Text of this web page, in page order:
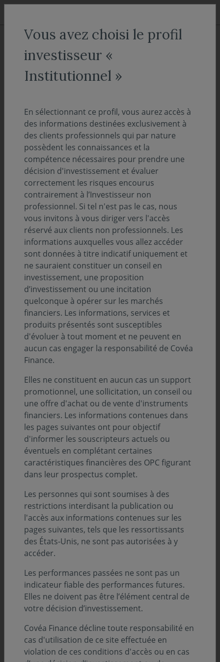
Aller au menu
Aller au contenu
ACCUEIL Actualités Communiqué
Pourquoi Option Finance place
sociétés de gestion à suivre en
2026 ?
COMMUNIQUÉ 02 juin 2026
Temps de lecture :2min
Option Finance a intégré Covéa Finance dans
sa sélection annuelle des dix sociétés de
gestion à suivre.
Cette distinction repose sur deux dynamiques
concrètes : l’accélération de nos référencements auprès
des distributeurs d’assurances-vie (+28%) et le
développement de notre offre de solutions financières
sur le segment de la clientèle de tiers.
Historiquement centrée sur la gestion des encours de
sa maison mère, Covéa Finance (86, 8 milliards d’euros
d’encours globaux au total) consolide ainsi sa stratégie
de diversification. À fin 2025, la clientèle de tiers
représentait 14,5 milliards d’euros, affichant une
progression de 3 % sur un an grâce à une collecte nette
de 515 millions d’euros.
Une offre adaptée aux attentes des distributeurs
Pour expliquer l’intérêt du marché, Option Finance met
en avant la pertinence des récentes solutions de
placement proposées aux réseaux de distribution :
L’engouement pour les fonds obligataires datés :
conçus pour capter le contexte de marché, ils ont
enregistré une collecte de 160 millions d’euros sur
l’échéance 2029, et déjà plus de 200 millions d’euros
L’accès aux actifs réels via le format ELTIF
2025, notre premier fonds sous ce format mixe
actifs cotés et non cotés. Il cible directement le
vertes et des infrastructures durables.
Un modèle de gestion qui s'élargit
Vous avez choisi le profil
investisseur «
Institutionnel »
En sélectionnant ce profil, vous aurez accès à
des informations destinées exclusivement à
des clients professionnels qui par nature
possèdent les connaissances et la
compétence nécessaires pour prendre une
décision d'investissement et évaluer
correctement les risques encourus
contrairement à l’Investisseur non
professionnel. Si tel n'est pas le cas, nous
vous invitons à vous diriger vers l'accès
réservé aux clients non professionnels. Les
informations auxquelles vous allez accéder
sont données à titre indicatif uniquement et
ne sauraient constituer un conseil en
investissement, une proposition
d’investissement ou une incitation
quelconque à opérer sur les marchés
financiers. Les informations, services et
produits présentés sont susceptibles
d'évoluer à tout moment et ne peuvent en
aucun cas engager la responsabilité de Covéa
Finance.
Elles ne constituent en aucun cas un support
promotionnel, une sollicitation, un conseil ou
une offre d'achat ou de vente d'instruments
financiers. Les informations contenues dans
les pages suivantes ont pour objectif
d'informer les souscripteurs actuels ou
éventuels en complétant certaines
caractéristiques financières des OPC figurant
dans leur prospectus complet.
Les personnes qui sont soumises à des
restrictions interdisant la publication ou
l'accès aux informations contenues sur les
pages suivantes, tels que les ressortissants
des États-Unis, ne sont pas autorisées à y
accéder.
Les performances passées ne sont pas un
indicateur fiable des performances futures.
Elles ne doivent pas être l’élément central de
votre décision d’investissement.
Covéa Finance décline toute responsabilité en
cas d'utilisation de ce site effectuée en
violation de ces conditions d'accès ou en cas